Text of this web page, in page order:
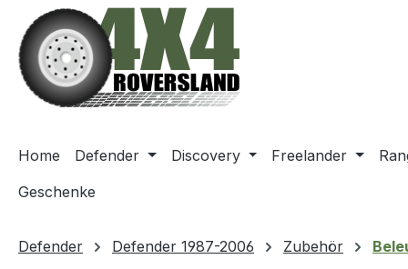
Hauptinhalt springen
Zur Suche springen
Zur Hauptnavigation springen
Home Defender Discovery Freelander
Geschenke
Defender Defender 1987-2006 Zubehör